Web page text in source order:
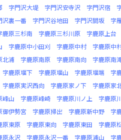
字門沢大堤 字門沢安寺沢 字門沢宿
沢裏一番 字門沢谷地田 字門沢間坂 字
鹿原三杉南 字鹿原三杉川原 字鹿原上台
字鹿原中小田刈 字鹿原中村 字鹿原中
北浦 字鹿原南原 字鹿原南向 字鹿原南
字鹿原堰下 字鹿原堰山 字鹿原堰端 字
字鹿原実沢西向 字鹿原家ノ下 字鹿原家
峰山 字鹿原峰崎 字鹿原川ノ上 字鹿原
御伊勢宮 字鹿原掃出 字鹿原新中野 字
原東原 字鹿原東向 字鹿原東田 字鹿原
原永沢 字鹿原永沢一番 字鹿原浦山 字